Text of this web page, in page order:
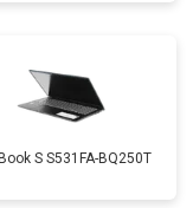
S S531FA-BQ250T